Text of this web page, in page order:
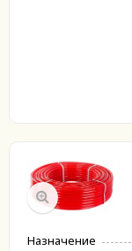
Назначение